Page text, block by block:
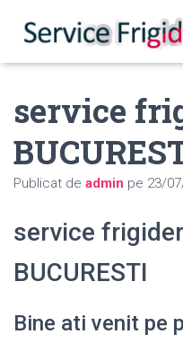
service
Publicat de admin pe 23/
service
BUCURESTI
Bine ati venit pe